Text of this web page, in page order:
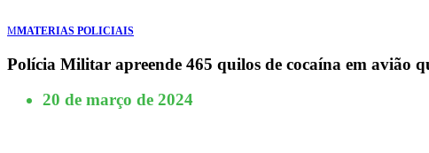
MMATERIAS POLICIAIS
Polícia Militar apreende 465 quilos de cocaína em avião
20 de março de 2024